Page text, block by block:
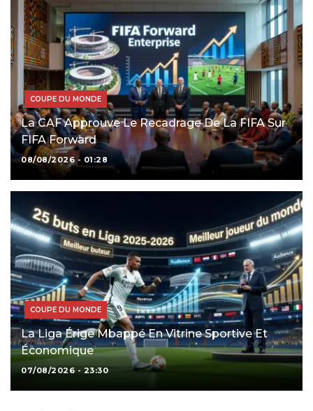
COUPE DU MONDE
La CAF Approuve Le Recadrage De La FIFA Sur
FIFA Forward
08/08/2026 - 01:28
COUPE DU MONDE
La Liga Érige Mbappé En Vitrine Sportive Et
Économique
07/08/2026 - 23:30